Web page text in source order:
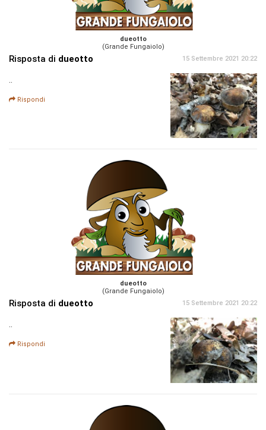
dueotto
(Grande Fungaiolo)
Risposta di dueotto 15 Settembre 2021 20:22
..
Rispondi
dueotto
(Grande Fungaiolo)
Risposta di dueotto 15 Settembre 2021 20:22
..
Rispondi